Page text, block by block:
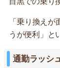
「乗り換え
うが便利」と
通勤ラッシ